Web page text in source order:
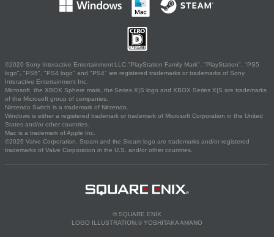
©2026 Sony Interactive Entertainment LLC."PlayStation Family Mark", "PlayStation", "PS5
logo", "PS5", "PS4 logo" and "PS4" are registered trademarks or trademarks of Sony
Interactive Entertainment Inc.
Microsoft, the XBOX Sphere mark, the Series X|S logo and XBOX Series X|S are trademarks
of the Microsoft group of companies.
Nintendo Switch is a trademark of Nintendo.
Windows is either a registered trademark or trademark of Microsoft Corporation in the United
States and/or other countries.
Mac is a trademark of Apple Inc.
©2026 Valve Corporation. Steam and the Steam logo are trademarks and/or registered
trademarks of Valve Corporation in the U.S. and/or other countries.
© SQUARE ENIX
LOGO ILLUSTRATION:© YOSHITAKA AMANO